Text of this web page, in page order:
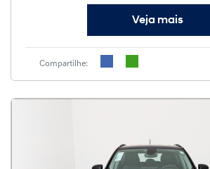
Veja mais
Compartilhe: